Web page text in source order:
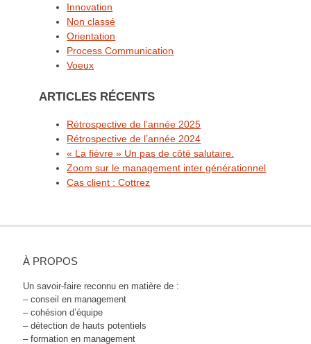
Innovation
Non classé
Orientation
Process Communication
Voeux
ARTICLES RÉCENTS
Rétrospective de l’année 2025
Rétrospective de l’année 2024
« La fièvre » Un pas de côté salutaire.
Zoom sur le management inter générationnel
Cas client : Cottrez
À PROPOS
Un savoir-faire reconnu en matière de :
– conseil en management
– cohésion d’équipe
– détection de hauts potentiels
– formation en management